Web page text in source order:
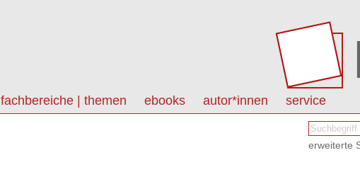
fachbereiche | themen ebooks autor*innen service
erweiterte